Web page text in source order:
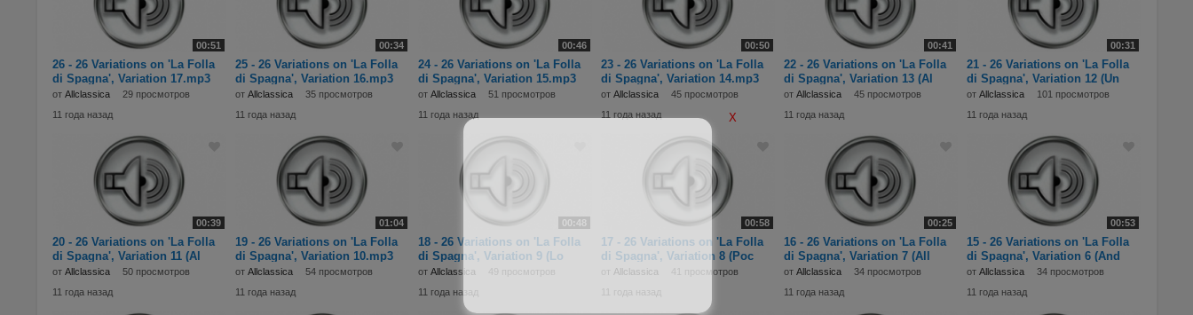
00:51
26 - 26 Variations on 'La Folla
di Spagna', Variation 17.mp3
от Allclassica
29 просмотров
11 года назад
00:34
25 - 26 Variations on 'La Folla
di Spagna', Variation 16.mp3
от Allclassica
35 просмотров
11 года назад
00:46
24 - 26 Variations on 'La Folla
di Spagna', Variation 15.mp3
от Allclassica
51 просмотров
11 года назад
00:50
23 - 26 Variations on 'La Folla
di Spagna', Variation 14.mp3
от Allclassica
45 просмотров
11 года назад
00:41
22 - 26 Variations on 'La Folla
di Spagna', Variation 13 (Al
от Allclassica
45 просмотров
11 года назад
00:31
21 - 26 Variations on 'La Folla
di Spagna', Variation 12 (Un
от Allclassica
101 просмотров
11 года назад
00:39
20 - 26 Variations on 'La Folla
di Spagna', Variation 11 (Al
от Allclassica
50 просмотров
11 года назад
01:04
19 - 26 Variations on 'La Folla
di Spagna', Variation 10.mp3
от Allclassica
54 просмотров
11 года назад
00:48
18 - 26 Variations on 'La Folla
di Spagna', Variation 9 (Lo
от Allclassica
49 просмотров
11 года назад
00:58
17 - 26 Variations on 'La Folla
di Spagna', Variation 8 (Poc
от Allclassica
41 просмотров
11 года назад
00:25
16 - 26 Variations on 'La Folla
di Spagna', Variation 7 (All
от Allclassica
34 просмотров
11 года назад
00:53
15 - 26 Variations on 'La Folla
di Spagna', Variation 6 (And
от Allclassica
34 просмотров
11 года назад
X